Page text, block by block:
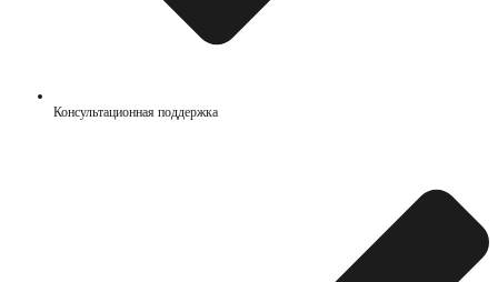
Консультационная поддержка